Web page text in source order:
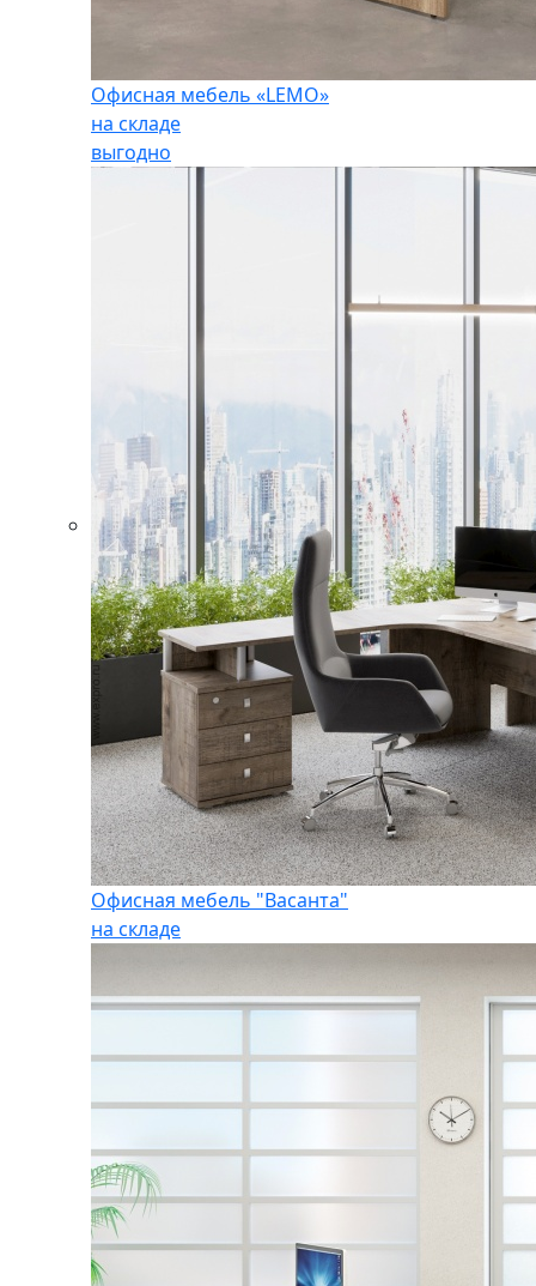
Офисная мебель «LEMO»
на складе
выгодно
Офисная мебель "Васанта"
на складе